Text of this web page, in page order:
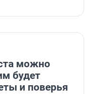
можно
будет
и поверья